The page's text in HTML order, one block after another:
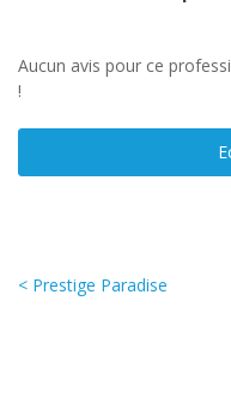
Aucun avis pour ce
!
< Prestige Paradise